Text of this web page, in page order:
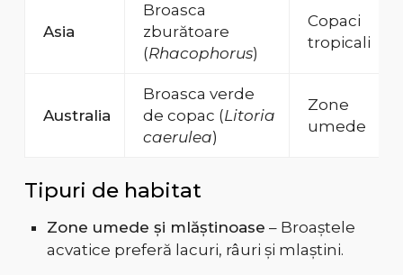
Asia
Broasca
zburătoare
(Rhacophorus)
Copaci
tropicali
Australia
Broasca verde
de copac (Litoria
caerulea)
Zone
umede
Tipuri de habitat
Zone umede și mlăștinoase – Broaștele
acvatice preferă lacuri, râuri și mlaștini.